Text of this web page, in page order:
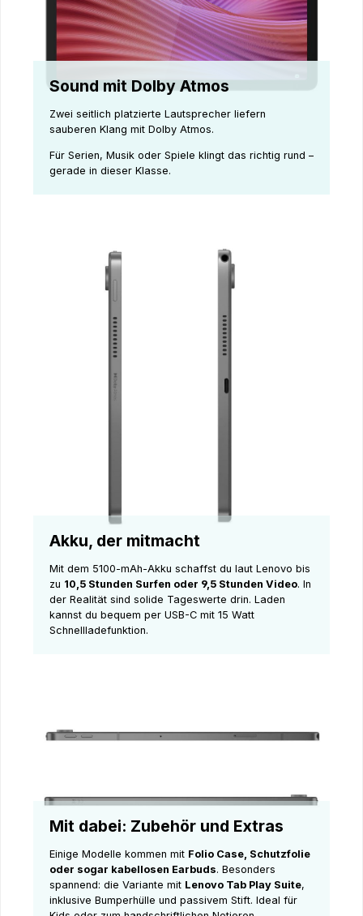
Sound mit Dolby Atmos
Zwei seitlich platzierte Lautsprecher liefern
sauberen Klang mit Dolby Atmos.
Für Serien, Musik oder Spiele klingt das richtig rund –
gerade in dieser Klasse.
Akku, der mitmacht
Mit dem 5100-mAh-Akku schaffst du laut Lenovo bis
zu 10,5 Stunden Surfen oder 9,5 Stunden Video. In
der Realität sind solide Tageswerte drin. Laden
kannst du bequem per USB-C mit 15 Watt
Schnellladefunktion.
Mit dabei: Zubehör und Extras
Einige Modelle kommen mit Folio Case, Schutzfolie
oder sogar kabellosen Earbuds. Besonders
spannend: die Variante mit Lenovo Tab Play Suite,
inklusive Bumperhülle und passivem Stift. Ideal für